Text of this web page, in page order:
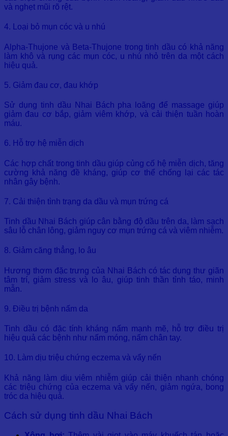
và nghẹt mũi rõ rệt.
4. Loại bỏ mụn cóc và u nhú
Alpha-Thujone và Beta-Thujone trong tinh dầu có khả năng
làm khô và rụng các mụn cóc, u nhú nhỏ trên da một cách
hiệu quả.
5. Giảm đau cơ, đau khớp
Sử dụng tinh dầu Nhai Bách pha loãng để massage giúp
giảm đau cơ bắp, giảm viêm khớp, và cải thiện tuần hoàn
máu.
6. Hỗ trợ hệ miễn dịch
Các hợp chất trong tinh dầu giúp củng cố hệ miễn dịch, tăng
cường khả năng đề kháng, giúp cơ thể chống lại các tác
nhân gây bệnh.
7. Cải thiện tình trạng da dầu và mụn trứng cá
Tinh dầu Nhai Bách giúp cân bằng độ dầu trên da, làm sạch
sâu lỗ chân lông, giảm nguy cơ mụn trứng cá và viêm nhiễm.
8. Giảm căng thẳng, lo âu
Hương thơm đặc trưng của Nhai Bách có tác dụng thư giãn
tâm trí, giảm stress và lo âu, giúp tinh thần tỉnh táo, minh
mẫn.
9. Điều trị bệnh nấm da
Tinh dầu có đặc tính kháng nấm mạnh mẽ, hỗ trợ điều trị
hiệu quả các bệnh như nấm móng, nấm chân tay.
10. Làm dịu triệu chứng eczema và vẩy nến
Khả năng làm dịu viêm nhiễm giúp cải thiện nhanh chóng
các triệu chứng của eczema và vẩy nến, giảm ngứa, bong
tróc da hiệu quả.
Cách sử dụng tinh dầu Nhai Bách